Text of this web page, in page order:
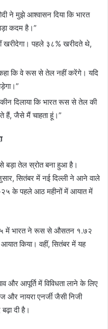
ने मुझे आश्वासन दिया कि भारत
कदम है।”
पहले ३८% खरीदते थे,
कि वे रूस से तेल नहीं करेंगे। यदि
दिलाया कि भारत रूस से तेल की
हैं, जैसे मैं चाहता हूं।”
बड़ा तेल स्रोत बना हुआ है।
सितंबर में नई दिल्ली ने आने वाले
के पहले आठ महीनों में आयात में
में भारत ने रूस से औसतन १.७२
किया। वहीं, सितंबर में यह
और आपूर्ति में विविधता लाने के लिए
और नायरा एनर्जी जैसी निजी
दी है।